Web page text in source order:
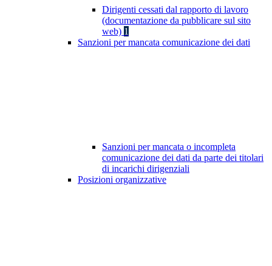
Dirigenti cessati dal rapporto di lavoro
(documentazione da pubblicare sul sito
web) 1
Sanzioni per mancata comunicazione dei dati
Sanzioni per mancata o incompleta
comunicazione dei dati da parte dei titolari
di incarichi dirigenziali
Posizioni organizzative